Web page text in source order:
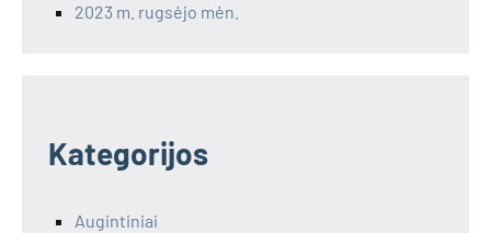
2023 m. rugsėjo mėn.
Kategorijos
Augintiniai